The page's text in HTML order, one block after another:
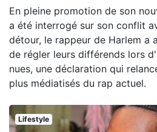
En pleine promotion de son
a été interrogé sur son conflit
détour, le rappeur de Harlem a
de régler leurs différends lors
nues, une déclaration qui
plus médiatisés du rap actuel.
Lifestyle